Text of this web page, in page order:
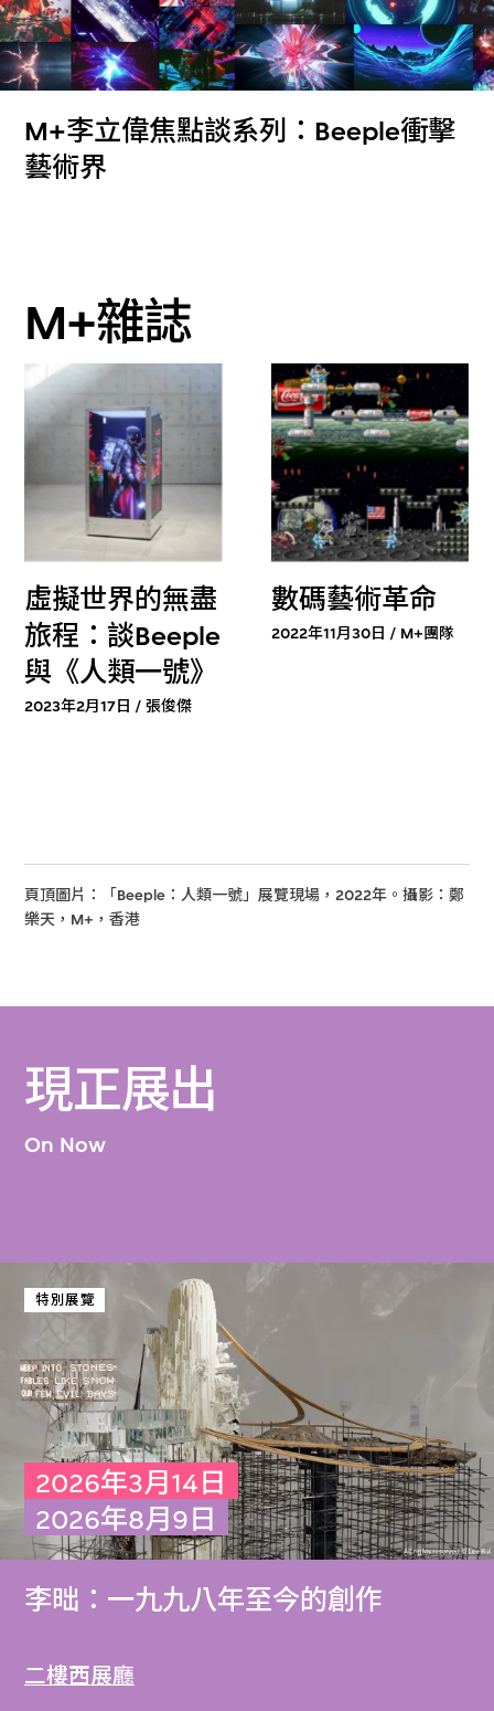
M+李立偉焦點談系列：Beeple衝擊
藝術界
M+雜誌
虛擬世界的無盡
旅程：談Beeple
與《人類一號》
2023年2月17日 / 張俊傑
數碼藝術革命
2022年11月30日 / M+團隊
頁頂圖片：「Beeple：人類一號」展覽現場，2022年。攝影：鄭
樂天，M+，香港
現正展出
On Now
特別展覽
2026年3月14日
2026年8月9日
李昢：一九九八年至今的創作
二樓西展廳